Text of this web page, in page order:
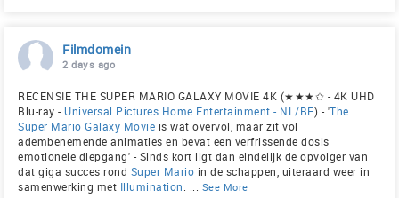
Filmdomein
2 days ago
RECENSIE THE SUPER MARIO GALAXY MOVIE 4K (★★★✩ - 4K UHD
Blu-ray - Universal Pictures Home Entertainment - NL/BE) - 'The
Super Mario Galaxy Movie is wat overvol, maar zit vol
adembenemende animaties en bevat een verfrissende dosis
emotionele diepgang' - Sinds kort ligt dan eindelijk de opvolger van
dat giga succes rond Super Mario in de schappen, uiteraard weer in
samenwerking met Illumination See More